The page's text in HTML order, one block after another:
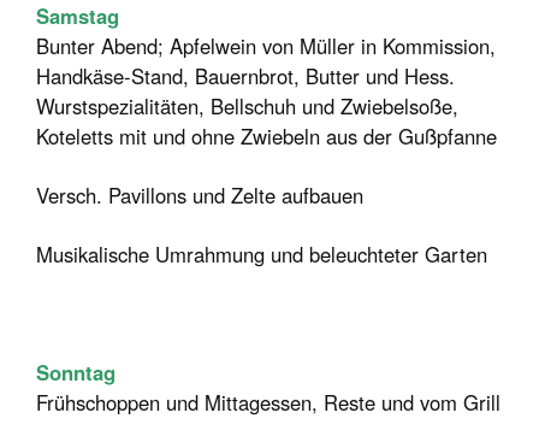
Samstag
Bunter Abend; Apfelwein von Müller in Kommission,
Handkäse-Stand, Bauernbrot, Butter und Hess.
Wurstspezialitäten, Bellschuh und Zwiebelsoße,
Koteletts mit und ohne Zwiebeln aus der Gußpfanne
Versch. Pavillons und Zelte aufbauen
Musikalische Umrahmung und beleuchteter Garten
Sonntag
Frühschoppen und Mittagessen, Reste und vom Grill